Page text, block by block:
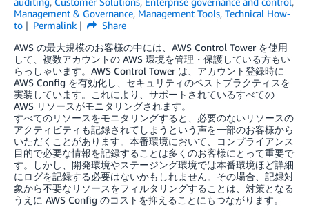
Management & Governance, Management Tools, Technical How-
to
Permalink
Share
AWS の最大規模のお客様の中には、AWS Control Tower を使用
して、複数アカウントの AWS 環境を管理・保護している方もい
らっしゃいます。AWS Control Tower は、アカウント登録時に
AWS Config を有効化し、セキュリティのベストプラクティスを
実装しています。これにより、サポートされているすべての
AWS リソースがモニタリングされます。
すべてのリソースをモニタリングすると、必要のないリソースの
アクティビティも記録されてしまうという声を一部のお客様から
いただくことがあります。本番環境において、コンプライアンス
目的で必要な情報を記録することは多くのお客様にとって重要で
す。しかし、開発環境やステージング環境では本番環境ほど詳細
にログを記録する必要はないかもしれません。その場合、記録対
象から不要なリソースをフィルタリングすることは、対策となる
うえに AWS Config のコストを抑えることにもつながります。